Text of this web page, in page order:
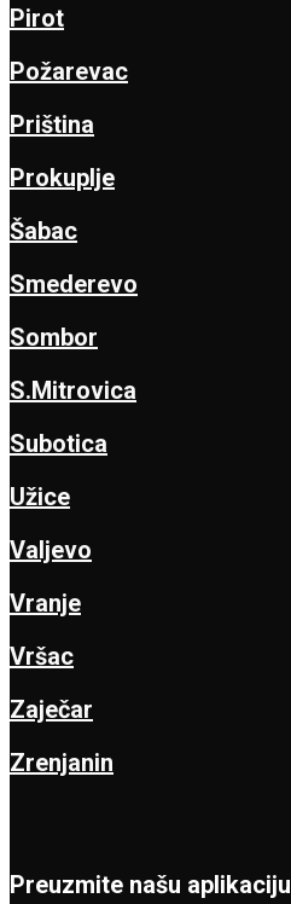
Pirot
Požarevac
Priština
Prokuplje
Šabac
Smederevo
Sombor
S.Mitrovica
Subotica
Užice
Valjevo
Vranje
Vršac
Zaječar
Zrenjanin
Preuzmite našu aplikaciju